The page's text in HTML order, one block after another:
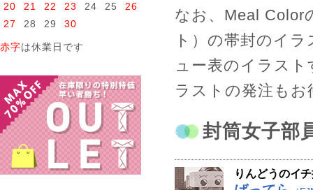
20
21 22 23 24 25
26
27
28 29 30
赤字は休業日です
なお、Meal Color
ト）の帯封のイ
ュー表のイラス
ラストの発注も
封筒女子部
りんどうのイ